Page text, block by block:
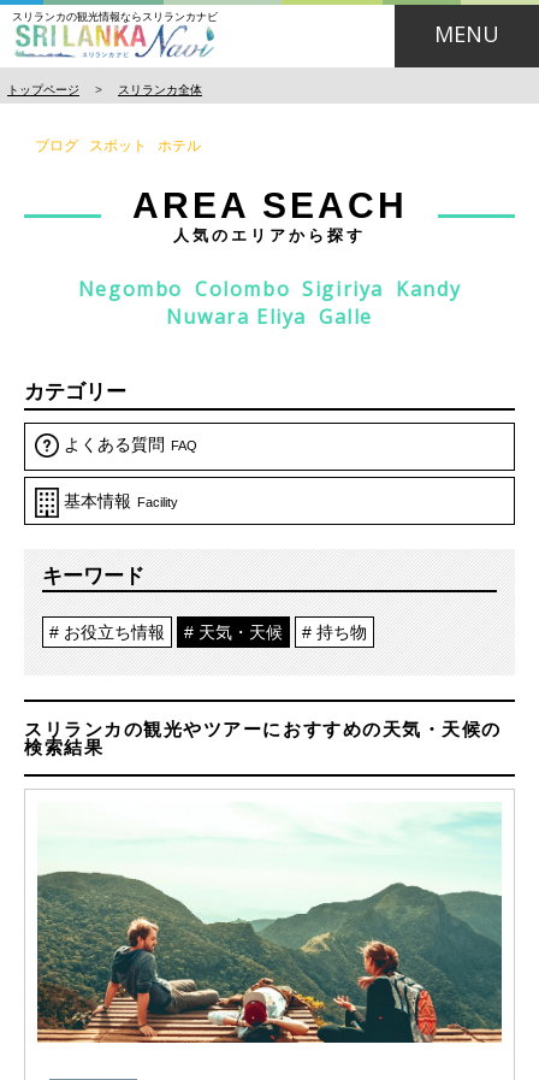
スリランカの観光情報ならスリランカナビ
MENU
トップページ > スリランカ全体
ブログ スポット ホテル
AREA SEACH
人気のエリアから探す
Negombo Colombo Sigiriya Kandy
Nuwara Eliya Galle
カテゴリー
よくある質問 FAQ
基本情報 Facility
キーワード
お役立ち情報 天気・天候 持ち物
スリランカの観光やツアーにおすすめの天気・天候の
検索結果